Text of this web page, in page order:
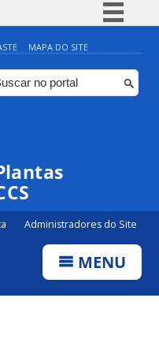
Simplifique!
Comunica BR
Participe
Canais
MAPA DO SITE
Administradores do Site
MENU